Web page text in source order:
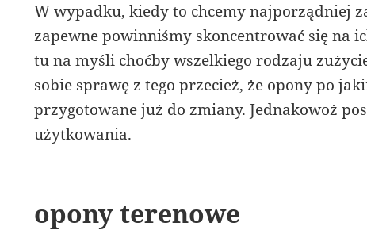
W wypadku, kiedy to chcemy najporządniej
zapewne powinniśmy skoncentrować się na
tu na myśli choćby wszelkiego rodzaju
sobie sprawę z tego przecież, że opony po
przygotowane już do zmiany. Jednakowoż
użytkowania.
opony terenowe